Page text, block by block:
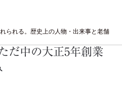
られる。歴史上の人物・出来事と老舗
だ中の大正5年創業